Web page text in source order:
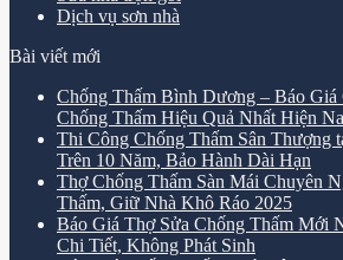
Dịch vụ sơn nhà
Bài viết mới
Chống Thấm Bình Dương – Báo Giá
Chống Thấm Hiệu Quả Nhất Hiện
Thi Công Chống Thấm Sân Thượng
Trên 10 Năm, Bảo Hành Dài Hạn
Thợ Chống Thấm Sàn Mái Chuyên
Thấm, Giữ Nhà Khô Ráo 2025
Báo Giá Thợ Sửa Chống Thấm Mới
Chi Tiết, Không Phát Sinh